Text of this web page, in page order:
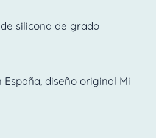
silicona de grado
diseño original Mi